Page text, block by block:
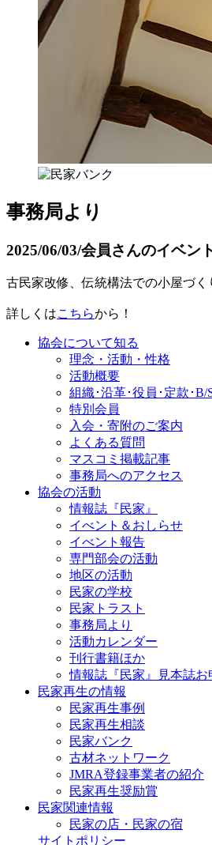
事務局より
2025/06/03/会員さんのイベン
古民家改修、伝統構法での小屋づ
詳しくはこちらから！
協会について知る
理念・活動・性格
活動概要
組織･沿革･役員･定款･B/
特別会員
入会・寄附のご案内
よくある質問
マスコミ掲載記事
事務局へのアクセス
協会の活動
情報誌『民家』
イべント＆おしらせ
イべント報告
専門部会の活動
地区の活動
民家の学校
民家トラスト
事務局より
活動カレンダー
刊行書籍ほか
情報誌『民家』見本誌お
民家再生の情報
民家再生事例
民家再生相談
民家バンク
古材ネットワーク
JMRA登録事業者の紹介
民家再生奨励賞
民家関連情報
民家の店・民家の宿
サイトポリシー